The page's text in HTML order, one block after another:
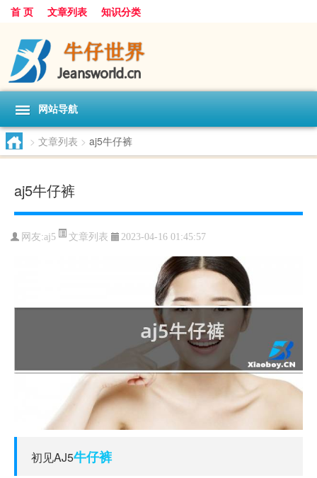
首 页 文章列表 知识分类
网站导航
> 文章列表 > aj5牛仔裤
aj5牛仔裤
网友:aj5 文章列表 2023-04-16 01:45:57
初见AJ5牛仔裤